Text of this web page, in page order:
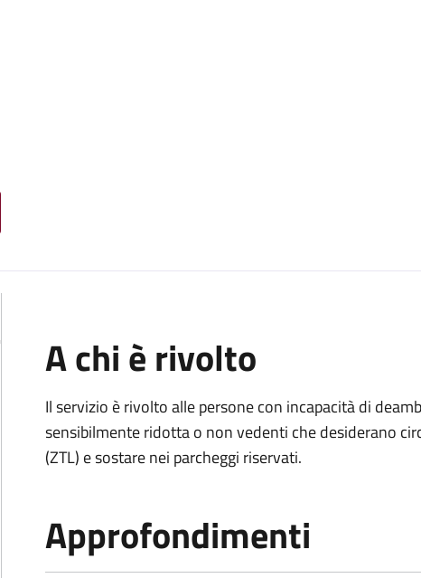
A chi è rivolto
Il servizio è rivolto alle persone con incapacità di
sensibilmente ridotta o non vedenti che desiderano
(ZTL) e sostare nei parcheggi riservati.
Approfondimenti